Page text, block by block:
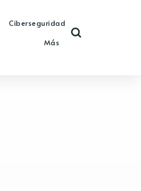
Ciberseguridad
Más